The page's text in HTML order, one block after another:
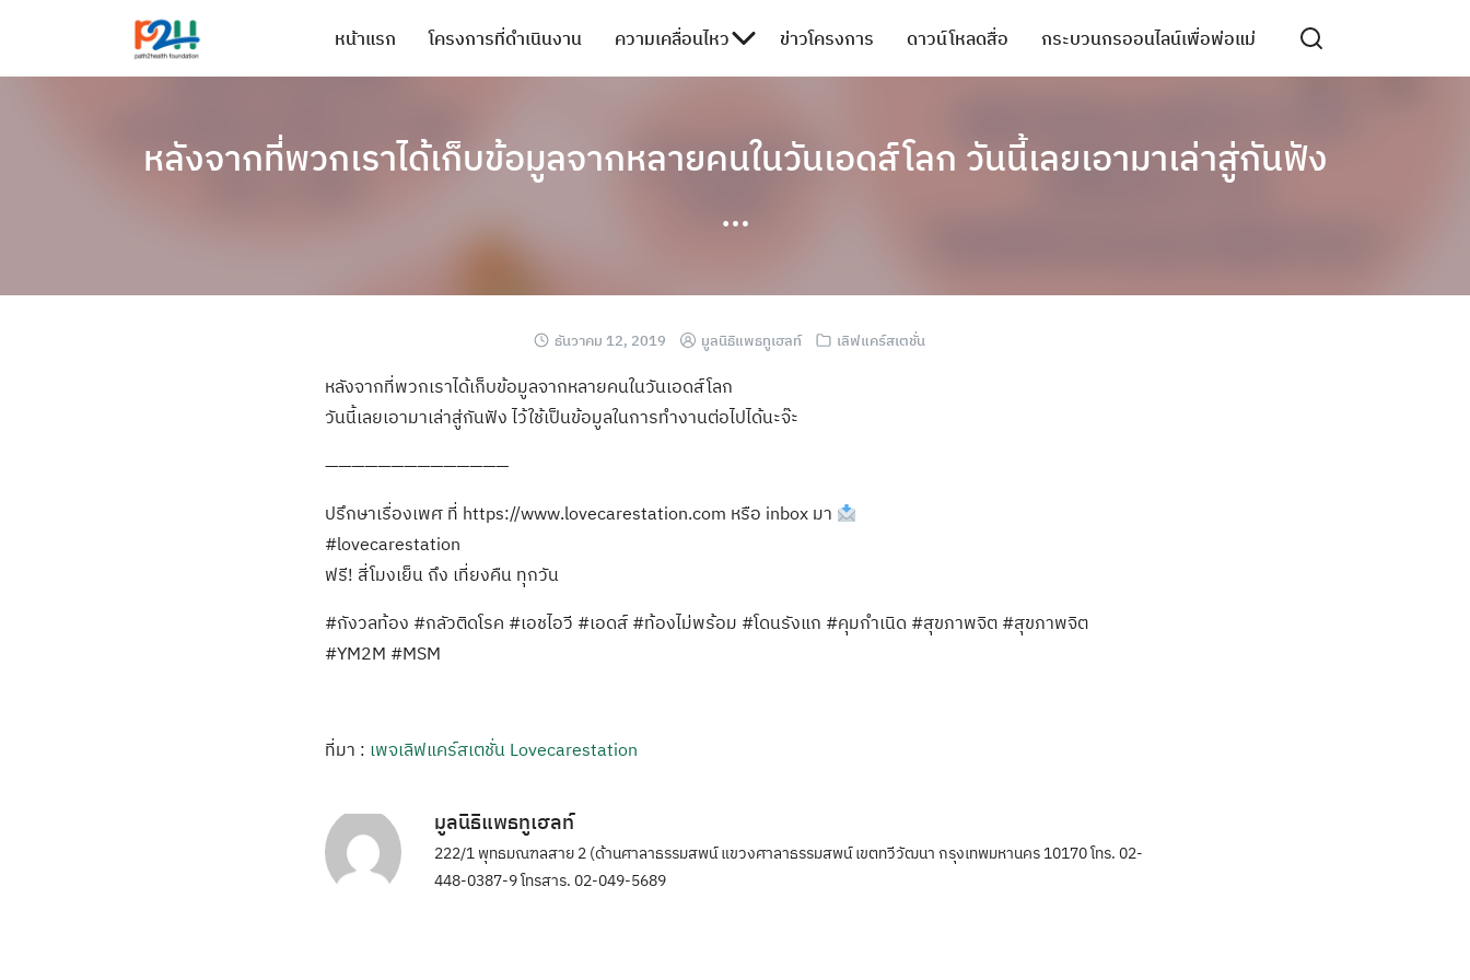
หน้าแรก โครงการที่ดำเนินงาน ความเคลื่อนไหว ข่าวโครงการ ดาวน์โหลดสื่อ กระบวนกรออนไลน์เพื่อพ่อแม่
หลังจากที่พวกเราได้เก็บข้อมูลจากหลายคนในวันเอดส์โลก วันนี้เลยเอามาเล่าสู่กันฟัง
…
ธันวาคม 12, 2019 มูลนิธิแพธทูเฮลท์ เลิฟแคร์สเตชั่น
หลังจากที่พวกเราได้เก็บข้อมูลจากหลายคนในวันเอดส์โลก
วันนี้เลยเอามาเล่าสู่กันฟัง ไว้ใช้เป็นข้อมูลในการทำงานต่อไปได้นะจ๊ะ
——————————————
ปรึกษาเรื่องเพศ ที่ https://www.lovecarestation.com หรือ inbox มา
#lovecarestation
ฟรี! สี่โมงเย็น ถึง เที่ยงคืน ทุกวัน
#กังวลท้อง #กลัวติดโรค #เอชไอวี #เอดส์ #ท้องไม่พร้อม #โดนรังแก #คุมกำเนิด #สุขภาพจิต #สุขภาพจิต
#YM2M #MSM
ที่มา : เพจเลิฟแคร์สเตชั่น Lovecarestation
มูลนิธิแพธทูเฮลท์
222/1 พุทธมณฑลสาย 2 (ด้านศาลาธรรมสพน์ แขวงศาลาธรรมสพน์ เขตทวีวัฒนา กรุงเทพมหานคร 10170 โทร. 02-
448-0387-9 โทรสาร. 02-049-5689